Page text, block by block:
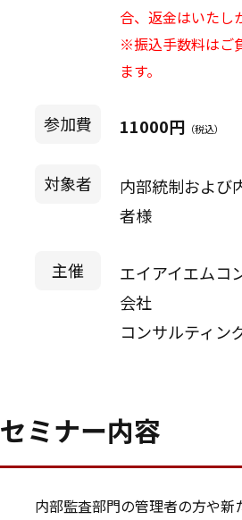
合、返金はいたし
※振込手数料はご
ます。
参加費 11000円 （税込）
対象者
内部統制および
者様
主催
エイアイエムコ
会社
コンサルティン
セミナー内容
内部監査部門の管理者の方や新